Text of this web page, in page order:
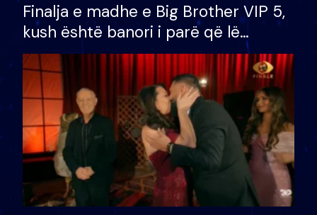
Finalja e madhe e Big Brother VIP 5,
kush është banori i parë që lë
shtëpinë dhe humb mundësinë për
të fituar çmimin e madh